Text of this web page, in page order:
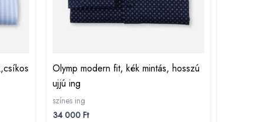
Olymp modern fit, kék mintás, hosszú
ujjú ing
színes ing
34 000 Ft